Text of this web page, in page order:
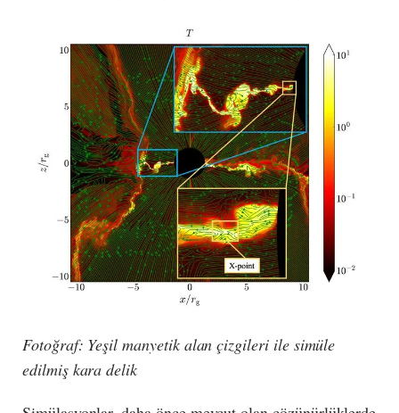
Fotoğraf: Yeşil manyetik alan çizgileri ile simüle
edilmiş kara delik